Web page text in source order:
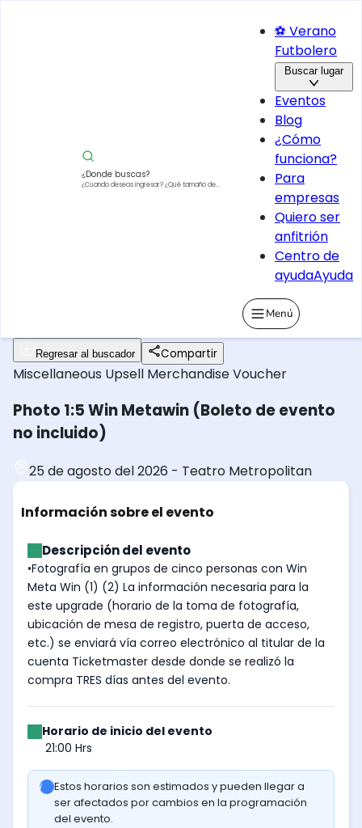
¿Donde buscas?
¿Cuando deseas ingresar?¿Qué tamaño de
⚽ Verano
Futbolero
Buscar lugar
Eventos
Blog
¿Cómo
funciona?
Para
empresas
Quiero ser
anfitrión
Centro de
ayudaAyuda
Menú
Regresar al buscador Compartir
Miscellaneous Upsell Merchandise Voucher
Photo 1:5 Win Metawin (Boleto de evento
no incluido)
25 de agosto del 2026 - Teatro Metropolitan
Información sobre el evento
Descripción del evento
•Fotografía en grupos de cinco personas con Win
Meta Win (1) (2) La información necesaria para la
este upgrade (horario de la toma de fotografía,
ubicación de mesa de registro, puerta de acceso,
etc.) se enviará vía correo electrónico al titular de la
cuenta Ticketmaster desde donde se realizó la
compra TRES días antes del evento.
Horario de inicio del evento
21:00 Hrs
Estos horarios son estimados y pueden llegar a
ser afectados por cambios en la programación
del evento.